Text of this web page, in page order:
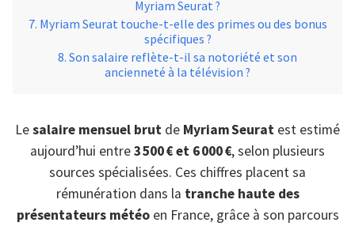
Myriam Seurat ?
Myriam Seurat touche-t-elle des primes ou des bonus
spécifiques ?
Son salaire reflète-t-il sa notoriété et son
ancienneté à la télévision ?
Lesalaire mensuel brut de Myriam Seurat est estimé
aujourd’hui entre3 500 € et 6 000 €, selon plusieurs
sources spécialisées. Ces chiffres placent sa
rémunération dans la tranche haute des
présentateurs météoen France, grâce à son parcours